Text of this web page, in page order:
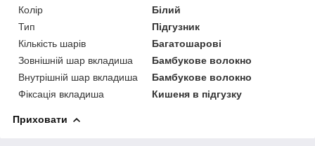
Колір
Білий
Тип
Підгузник
Кількість шарів
Багатошарові
Зовнішній шар вкладиша
Бамбукове волокно
Внутрішній шар вкладиша
Бамбукове волокно
Фіксація вкладиша
Кишеня в підгузку
Приховати